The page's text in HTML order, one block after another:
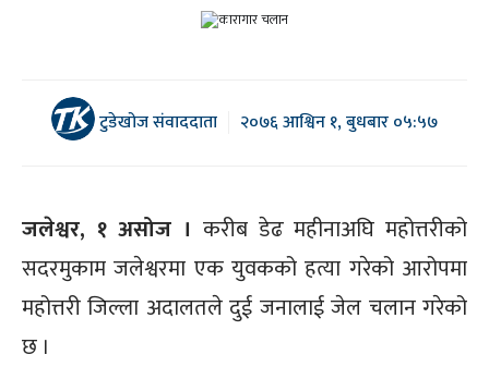
टुडेखोज संवाददाता २०७६ आश्विन १, बुधबार ०५:५७
जलेश्वर, १ असोज ।करीब डेढ महीनाअघि महोत्तरीको
सदरमुकाम जलेश्वरमा एक युवकको हत्या गरेको आरोपमा
महोत्तरी जिल्ला अदालतले दुई जनालाई जेल चलान गरेको
छ ।